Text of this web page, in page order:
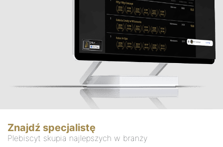
Znajdź specjalistę
Plebiscyt skupia najlepszych w branży